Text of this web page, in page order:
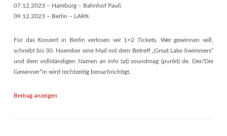
07.12.2023 – Hamburg – Bahnhof Pauli
09.12.2023 – Berlin – LARK
Für das Konzert in Berlin verlosen wir 1×2 Tickets. Wer gewinnen will,
schreibt bis 30. Noember eine Mail mit dem Betreff „Great Lake Swimmers“
und dem vollständigen Namen an info (at) soundmag (punkt) de. Der/Die
Gewinner*in wird rechtzeitig benachrichtigt.
Beitrag anzeigen